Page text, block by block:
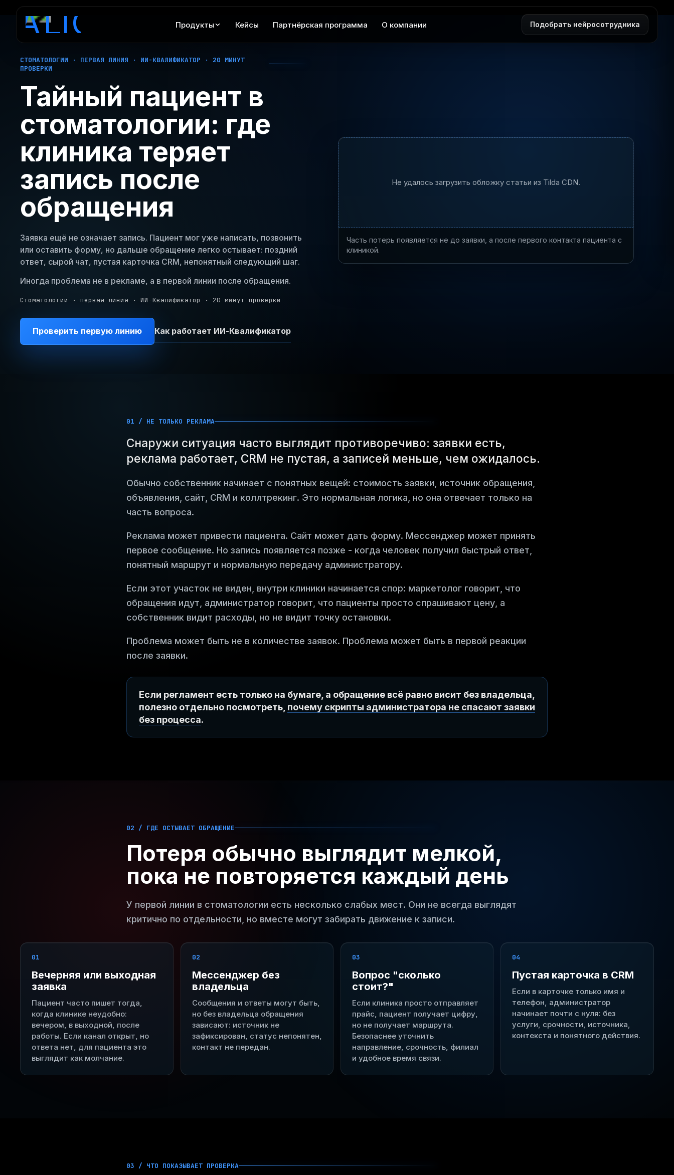
Продукты Кейсы Партнёрская программа О компании Подобрать нейросотрудника
СТОМАТОЛОГИИ · ПЕРВАЯ ЛИНИЯ · ИИ-КВАЛИФИКАТОР · 20 МИНУТ
ПРОВЕРКИ
Тайный пациент в
стоматологии: где
клиника теряет
запись после
обращения
Заявка ещё не означает запись. Пациент мог уже написать, позвонить
или оставить форму, но дальше обращение легко остывает: поздний
ответ, сырой чат, пустая карточка CRM, непонятный следующий шаг.
Иногда проблема не в рекламе, а в первой линии после обращения.
Стоматологии · первая линия · ИИ-Квалификатор · 20 минут проверки
Проверить первую линию Как работает ИИ-Квалификатор
Не удалось загрузить обложку статьи из Tilda CDN.
Часть потерь появляется не до заявки, а после первого контакта пациента с
клиникой.
01 / НЕ ТОЛЬКО РЕКЛАМА
Снаружи ситуация часто выглядит противоречиво: заявки есть,
реклама работает, CRM не пустая, а записей меньше, чем ожидалось.
Обычно собственник начинает с понятных вещей: стоимость заявки, источник обращения,
объявления, сайт, CRM и коллтрекинг. Это нормальная логика, но она отвечает только на
часть вопроса.
Реклама может привести пациента. Сайт может дать форму. Мессенджер может принять
первое сообщение. Но запись появляется позже - когда человек получил быстрый ответ,
понятный маршрут и нормальную передачу администратору.
Если этот участок не виден, внутри клиники начинается спор: маркетолог говорит, что
обращения идут, администратор говорит, что пациенты просто спрашивают цену, а
собственник видит расходы, но не видит точку остановки.
Проблема может быть не в количестве заявок. Проблема может быть в первой реакции
после заявки.
Если регламент есть только на бумаге, а обращение всё равно висит без владельца,
полезно отдельно посмотреть, почему скрипты администратора не спасают заявки
без процесса.
02 / ГДЕ ОСТЫВАЕТ ОБРАЩЕНИЕ
Потеря обычно выглядит мелкой,
пока не повторяется каждый день
У первой линии в стоматологии есть несколько слабых мест. Они не всегда выглядят
критично по отдельности, но вместе могут забирать движение к записи.
01
Вечерняя или выходная
заявка
Пациент часто пишет тогда,
когда клинике неудобно:
вечером, в выходной, после
работы. Если канал открыт, но
ответа нет, для пациента это
выглядит как молчание.
02
Мессенджер без
владельца
Сообщения и ответы могут быть,
но без владельца обращения
зависают: источник не
зафиксирован, статус непонятен,
контакт не передан.
03
Вопрос "сколько
стоит?"
Если клиника просто отправляет
прайс, пациент получает цифру,
но не получает маршрута.
Безопаснее уточнить
направление, срочность, филиал
и удобное время связи.
04
Пустая карточка в CRM
Если в карточке только имя и
телефон, администратор
начинает почти с нуля: без
услуги, срочности, источника,
контекста и понятного действия.
03 / ЧТО ПОКАЗЫВАЕТ ПРОВЕРКА